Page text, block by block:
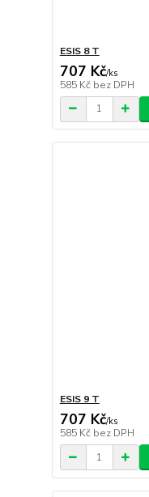
ESIS 8 T
707 Kč/ks
585 Kč bez DPH
ESIS 9 T
707 Kč/ks
585 Kč bez DPH